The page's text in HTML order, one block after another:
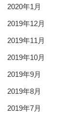
2020年1月
2019年12月
2019年11月
2019年10月
2019年9月
2019年8月
2019年7月